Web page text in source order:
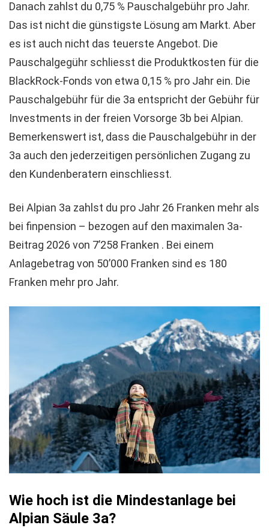
Danach zahlst du 0,75 % Pauschalgebühr pro Jahr.
Das ist nicht die günstigste Lösung am Markt. Aber
es ist auch nicht das teuerste Angebot. Die
Pauschalgegühr schliesst die Produktkosten für die
BlackRock-Fonds von etwa 0,15 % pro Jahr ein. Die
Pauschalgebühr für die 3a entspricht der Gebühr für
Investments in der freien Vorsorge 3b bei Alpian.
Bemerkenswert ist, dass die Pauschalgebühr in der
3a auch den jederzeitigen persönlichen Zugang zu
den Kundenberatern einschliesst.
Bei Alpian 3a zahlst du pro Jahr 26 Franken mehr als
bei finpension – bezogen auf den maximalen 3a-
Beitrag 2026 von 7’258 Franken . Bei einem
Anlagebetrag von 50’000 Franken sind es 180
Franken mehr pro Jahr.
Wie hoch ist die Mindestanlage bei
Alpian Säule 3a?